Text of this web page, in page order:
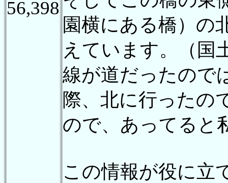
56,398
園横にある橋）の
えています。（国
線が道だったので
際、北に行ったの
ので、あってると
この情報が役に立